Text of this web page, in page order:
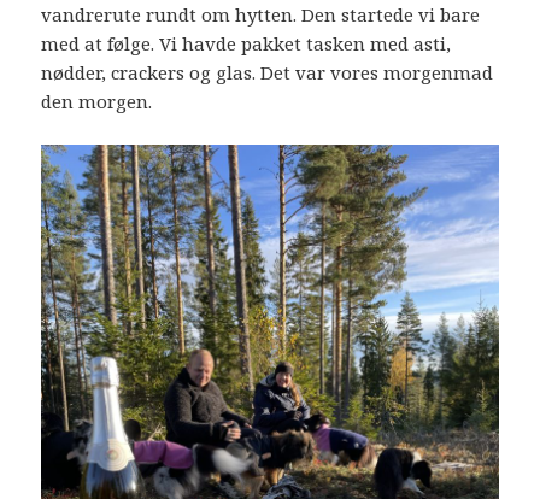
vandrerute rundt om hytten. Den startede vi bare
med at følge. Vi havde pakket tasken med asti,
nødder, crackers og glas. Det var vores morgenmad
den morgen.